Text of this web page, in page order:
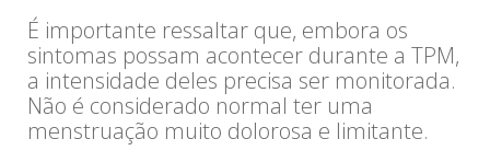
É importante ressaltar que, embora os
sintomas possam acontecer durante a TPM,
a intensidade deles precisa ser monitorada.
Não é considerado normal ter uma
menstruação muito dolorosa e limitante.